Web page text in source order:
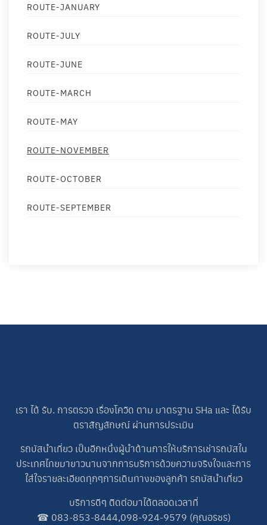
ROUTE-JANUARY
ROUTE-JULY
ROUTE-JUNE
ROUTE-MARCH
ROUTE-MAY
ROUTE-NOVEMBER
ROUTE-OCTOBER
ROUTE-SEPTEMBER
เรา ได้ รับ. การตรวจ เรื่องโควิด ตาม มาตรฐาน SHa และ ได้รับ
ตราสัญลักษณ์ ผ่านการประเมิน
รถบัสนำเที่ยว เป็นอีกหนึ่งผู้นำด้านการให้บริการเช่ารถบัสใน
ประเทศไทยมายาวนานจากการบริการด้วยความจริงใจและการ
ใส่ใจรายละเอียดทุกๆการเดินทางของลูกค้า รถบัสนำเที่ยว
บริการดีๆ ติดต่อมาได้ตลอดเวลาที่
☎ 083-853-8444,098-924-9579 (คุณอรชร)